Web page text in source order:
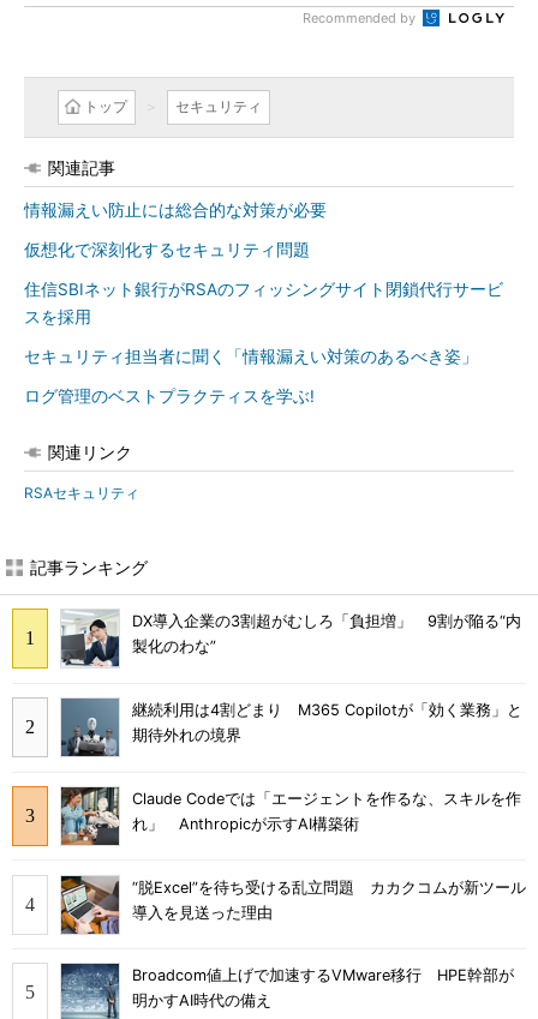
Recommended by
トップ セキュリティ
関連記事
情報漏えい防止には総合的な対策が必要
仮想化で深刻化するセキュリティ問題
住信SBIネット銀行がRSAのフィッシングサイト閉鎖代行サービ
スを採用
セキュリティ担当者に聞く「情報漏えい対策のあるべき姿」
ログ管理のベストプラクティスを学ぶ!
関連リンク
RSAセキュリティ
記事ランキング
DX導入企業の3割超がむしろ「負担増」 9割が陥る“内
製化のわな”
継続利用は4割どまり M365 Copilotが「効く業務」と
期待外れの境界
Claude Codeでは「エージェントを作るな、スキルを作
れ」 Anthropicが示すAI構築術
“脱Excel”を待ち受ける乱立問題 カカクコムが新ツール
導入を見送った理由
Broadcom値上げで加速するVMware移行 HPE幹部が
明かすAI時代の備え